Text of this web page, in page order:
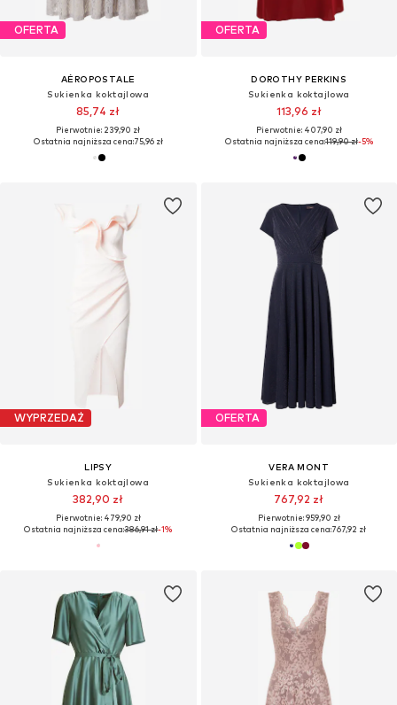
OFERTA
AÉROPOSTALE
Sukienka koktajlowa
85,74 zł
Pierwotnie: 239,90 zł
Ostatnia najniższa cena:75,96 zł
OFERTA
DOROTHY PERKINS
Sukienka koktajlowa
113,96 zł
Pierwotnie: 407,90 zł
Ostatnia najniższa cena:119,90 zł-5%
WYPRZEDAŻ
LIPSY
Sukienka koktajlowa
382,90 zł
Pierwotnie: 479,90 zł
Ostatnia najniższa cena:386,91 zł-1%
OFERTA
VERA MONT
Sukienka koktajlowa
767,92 zł
Pierwotnie: 959,90 zł
Ostatnia najniższa cena:767,92 zł